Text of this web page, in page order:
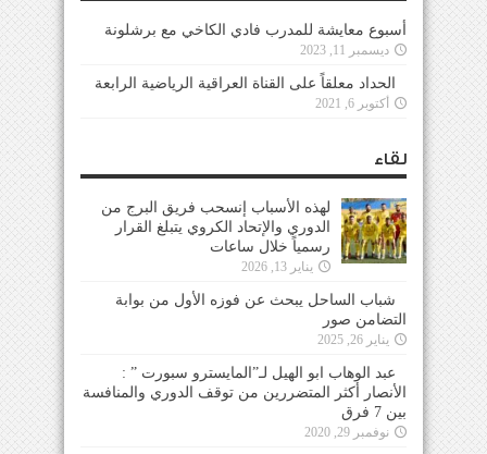
أسبوع معايشة للمدرب فادي الكاخي مع برشلونة
ديسمبر 11, 2023
الحداد معلقاً على القناة العراقية الرياضية الرابعة
أكتوبر 6, 2021
لقاء
لهذه الأسباب إنسحب فريق البرج من
الدوري والإتحاد الكروي يتبلغ القرار
رسمياً خلال ساعات
يناير 13, 2026
شباب الساحل يبحث عن فوزه الأول من بوابة
التضامن صور
يناير 26, 2025
عبد الوهاب ابو الهيل لـ”المايسترو سبورت ” :
الأنصار أكثر المتضررين من توقف الدوري والمنافسة
بين 7 فرق
نوفمبر 29, 2020